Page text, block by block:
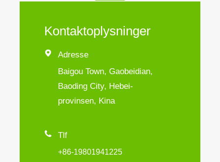
Kontaktoplysninger

Adresse
Baigou Town, Gaobeidian,
Baoding City, Hebei-
provinsen, Kina
 Tlf
+86-19801941225